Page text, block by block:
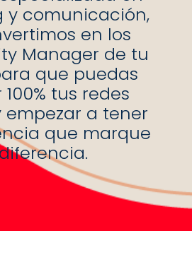
y comunicación,
en los
Manager de tu
que puedas
tus redes
empezar a tener
que marque